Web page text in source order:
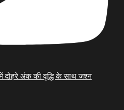
अंक की वृद्धि के साथ जश्न